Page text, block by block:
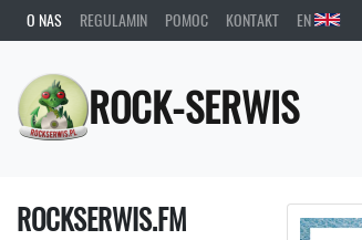
O NAS REGULAMIN POMOC KONTAKT EN
ROCK-SERWIS
ROCKSERWIS.FM